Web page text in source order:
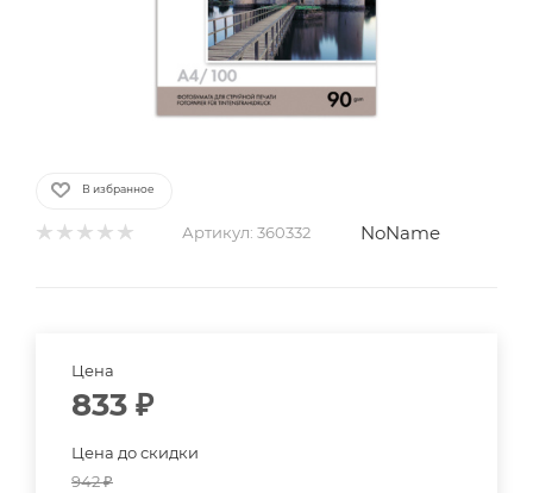
В избранное
Артикул: 360332 NoName
Цена
833 ₽
Цена до скидки
942₽